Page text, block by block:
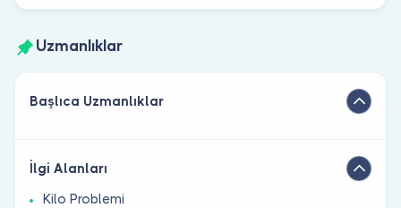
Uzmanlıklar
Başlıca Uzmanlıklar
İlgi Alanları
Kilo Problemi